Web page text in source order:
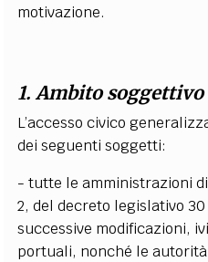
motivazione.
1. Ambito
L’accesso civico
dei seguenti soggetti:
- tutte le amministrazioni
2, del decreto legislativo
successive modificazioni,
portuali, nonché le